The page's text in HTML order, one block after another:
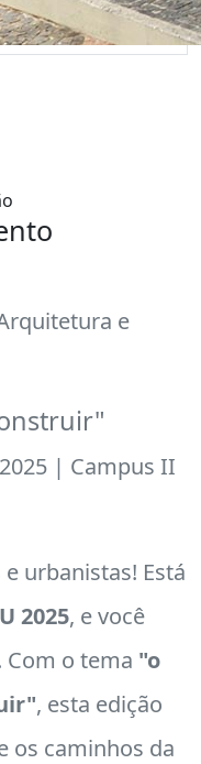
e
| Campus II
urbanistas! Está
2025, e você
o tema "o
, esta edição
os caminhos da